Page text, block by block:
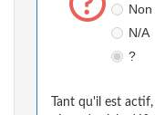
N/A
?
Tant qu'il est